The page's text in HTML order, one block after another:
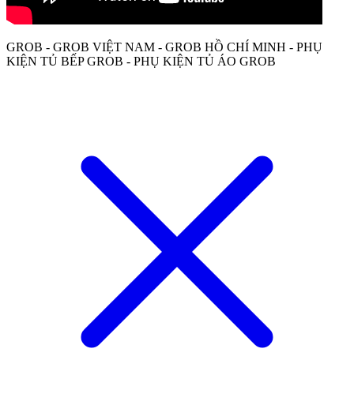
GROB - GROB VIỆT NAM - GROB HỒ CHÍ MINH - PHỤ
KIỆN TỦ BẾP GROB - PHỤ KIỆN TỦ ÁO GROB